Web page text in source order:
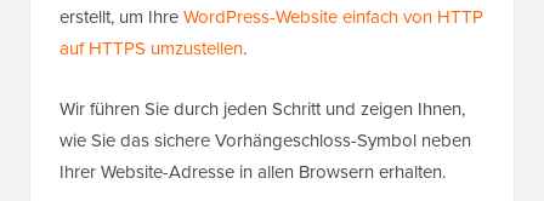
erstellt, um IhreWordPress-Website einfach von HTTP
auf HTTPS umzustellen.
Wir führen Sie durch jeden Schritt und zeigen Ihnen,
wie Sie das sichere Vorhängeschloss-Symbol neben
Ihrer Website-Adresse in allen Browsern erhalten.